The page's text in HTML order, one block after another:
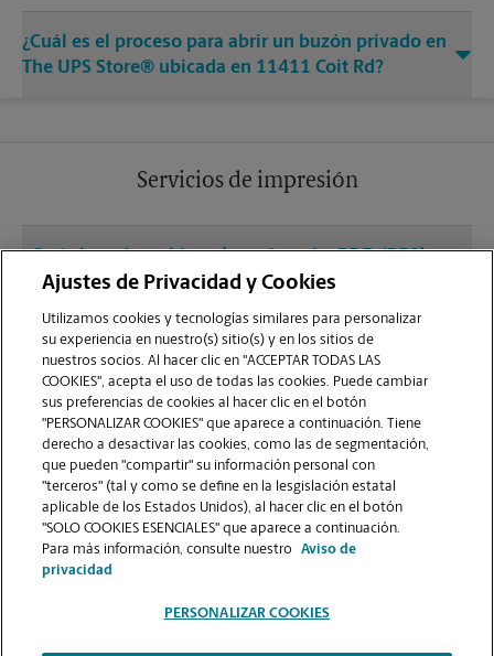
¿Cuál es el proceso para abrir un buzón privado en
The UPS Store® ubicada en 11411 Coit Rd?
Servicios de impresión
¿Qué clase de archivos (por ejemplo, PDF, JPEG)
debo usar para enviar a imprimir documentos en
¿Puedo terminar un trabajo de impresión
(laminado, encuadernado o engrapado) en la
sucursal ubicada en 11411 Coit Rd?
¿La sucursal de Frisco ofrece servicios de
impresión de gran formato como pancartas,
carteles o planos?
Ajustes de Privacidad y Cookies
Utilizamos cookies y tecnologías similares para personalizar
su experiencia en nuestro(s) sitio(s) y en los sitios de
nuestros socios. Al hacer clic en "ACCEPTAR TODAS LAS
COOKIES", acepta el uso de todas las cookies. Puede cambiar
sus preferencias de cookies al hacer clic en el botón
"PERSONALIZAR COOKIES" que aparece a continuación. Tiene
derecho a desactivar las cookies, como las de segmentación,
que pueden "compartir" su información personal con
"terceros" (tal y como se define en la lesgislación estatal
aplicable de los Estados Unidos), al hacer clic en el botón
"SOLO COOKIES ESENCIALES" que aparece a continuación.
Para más información, consulte nuestro
Aviso de
privacidad
PERSONALIZAR COOKIES